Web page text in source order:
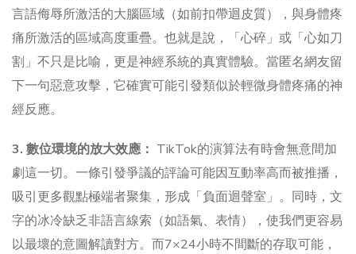
言語侮辱所激活的大腦區域（如前扣帶迴皮質），與身體疼
痛所激活的區域高度重疊。也就是說，「心碎」或「心如刀
割」不只是比喻，更是神經系統的真實體驗。當匿名網友留
下一句惡意攻擊，它確實可能引發類似於輕微身體疼痛的神
經反應。
3. 數位環境的放大效應： TikTok的演算法有時會無意間加
劇這一切。一條引發爭議的評論可能因互動率高而被推播，
吸引更多觀點極端者聚集，形成「負面迴聲室」。同時，文
字的冰冷缺乏非語言線索（如語氣、表情），使我們更容易
以最壞的意圖解讀對方。而7×24小時不間斷的存取可能，